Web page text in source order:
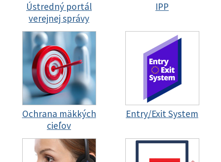
Ústredný portál
verejnej správy
IPP
Ochrana mäkkých
cieľov
Entry/Exit System